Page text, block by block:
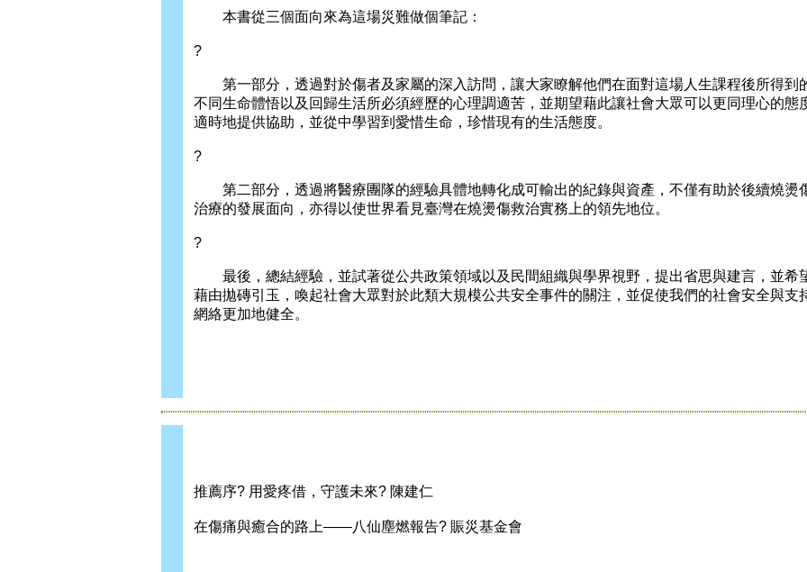
本書從三個面向來為這場災難做個筆記：
?
第一部分，透過對於傷者及家屬的深入訪問，讓大家瞭解他們在面對這場人生課程後所得到
不同生命體悟以及回歸生活所必須經歷的心理調適苦，並期望藉此讓社會大眾可以更同理心的態
適時地提供協助，並從中學習到愛惜生命，珍惜現有的生活態度。
?
第二部分，透過將醫療團隊的經驗具體地轉化成可輸出的紀錄與資產，不僅有助於後續燒燙
治療的發展面向，亦得以使世界看見臺灣在燒燙傷救治實務上的領先地位。
?
最後，總結經驗，並試著從公共政策領域以及民間組織與學界視野，提出省思與建言，並希
藉由拋磚引玉，喚起社會大眾對於此類大規模公共安全事件的關注，並促使我們的社會安全與支
網絡更加地健全。
推薦序? 用愛疼借，守護未來? 陳建仁
在傷痛與癒合的路上——八仙塵燃報告? 賑災基金會